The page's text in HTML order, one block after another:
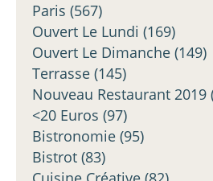
Paris (567)
Ouvert Le Lundi (169)
Ouvert Le Dimanche (149)
Terrasse (145)
Nouveau Restaurant 2019
<20 Euros (97)
Bistronomie (95)
Bistrot (83)